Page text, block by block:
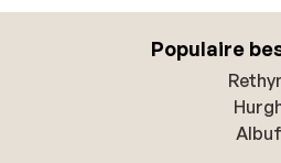
Populaire